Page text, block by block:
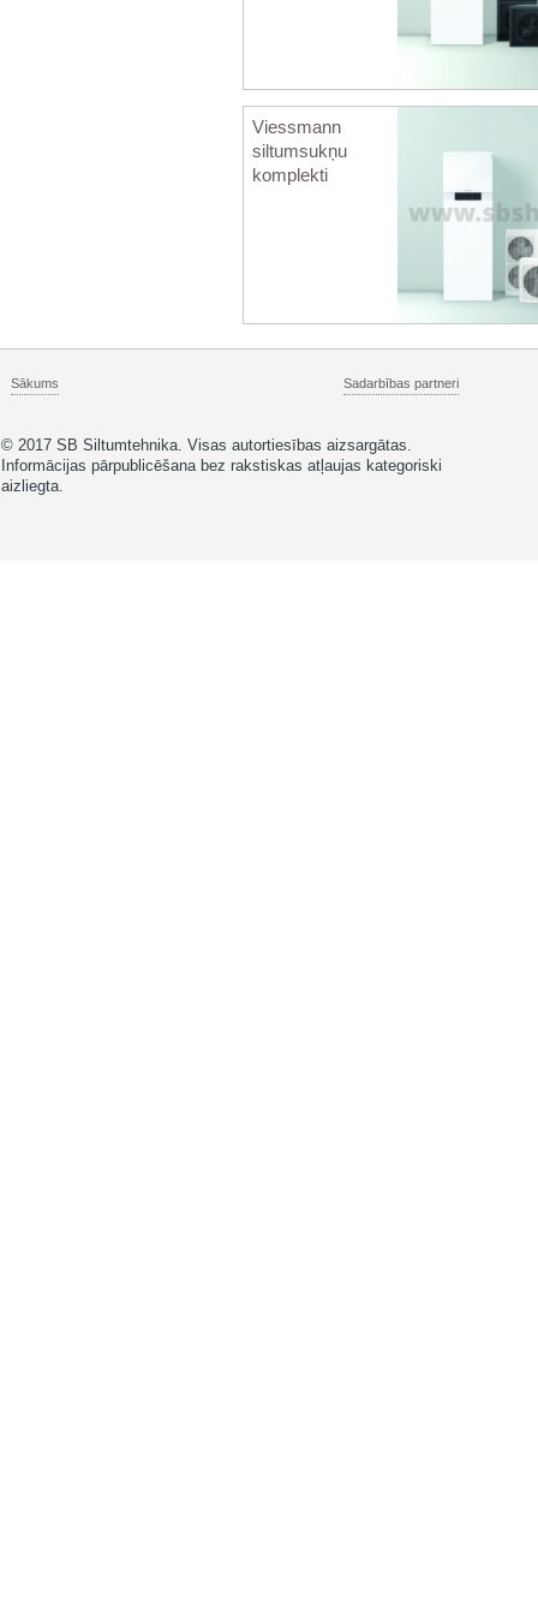
Viessmann
siltumsukņu
komplekti
Sākums Sadarbības partneri
© 2017 SB Siltumtehnika. Visas autortiesības aizsargātas.
Informācijas pārpublicēšana bez rakstiskas atļaujas kategoriski
aizliegta.